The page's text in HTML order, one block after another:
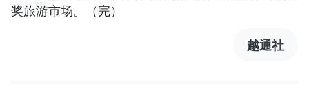
奖旅游市场。（完）
越通社